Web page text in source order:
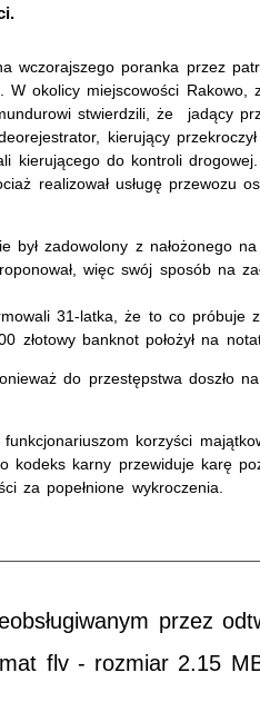
wczorajszego poranka przez
W okolicy miejscowości Rakowo,
stwierdzili, że jadący
kierujący
kierującego do kontroli
realizował usługę przewozu
był zadowolony z nałożonego
więc swój sposób na
31-latka, że to co próbuje
złotowy banknot położył na
do przestępstwa doszło
funkcjonariuszom korzyści
kodeks karny przewiduje karę
za popełnione wykroczenia.
przez
flv - rozmiar 2.15